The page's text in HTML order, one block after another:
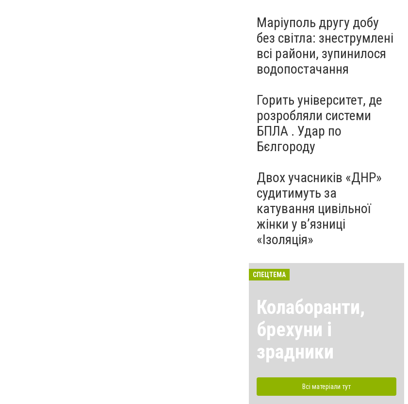
Маріуполь другу добу
без світла: знеструмлені
всі райони, зупинилося
водопостачання
Горить університет, де
розробляли системи
БПЛА . Удар по
Бєлгороду
Двох учасників «ДНР»
судитимуть за
катування цивільної
жінки у в’язниці
«Ізоляція»
СПЕЦТЕМА
Колаборанти,
брехуни і
зрадники
Всі матеріали тут